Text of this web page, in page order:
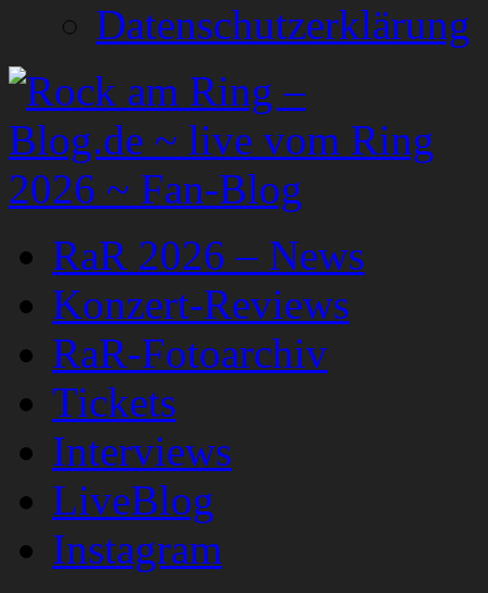
Datenschutzerklärung
RaR 2026 – News
Konzert-Reviews
RaR-Fotoarchiv
Tickets
Interviews
LiveBlog
Instagram